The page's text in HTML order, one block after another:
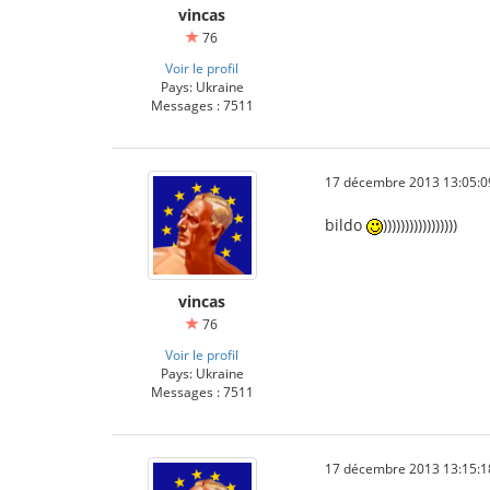
vincas
76
Voir le profil
Pays: Ukraine
Messages : 7511
vincas
76
Voir le profil
Pays: Ukraine
Messages : 7511
17 décembre 2013
bildo )))))))))))))))))
17 décembre 2013